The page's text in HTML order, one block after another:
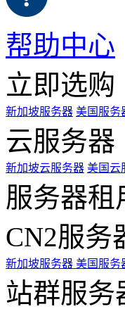
帮助中心
立即选购
新加坡服务器 美国服务
云服务器
新加坡云服务器 美国云
服务器租
CN2服务
新加坡服务器 美国服务
站群服务